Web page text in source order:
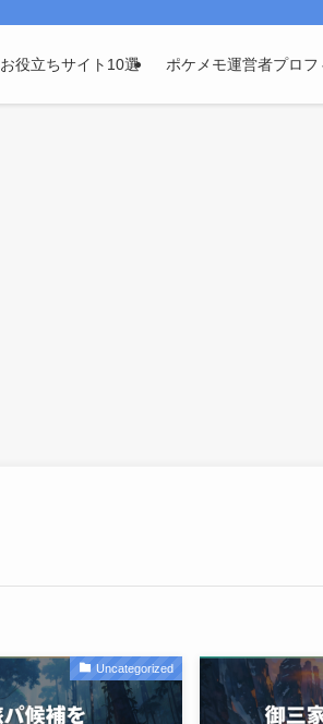
お役立ちサイト10選 ポケメモ運営者プロフ
Uncategorized